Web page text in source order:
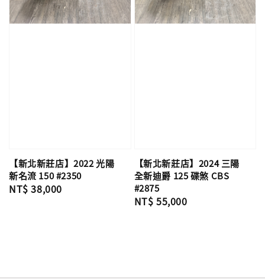
【新北新莊店】2022 光陽
新名流 150 #2350
Regular
NT$ 38,000
【新北新莊店】2024 三陽
全新迪爵 125 碟煞 CBS
#2875
Regular
NT$ 55,000